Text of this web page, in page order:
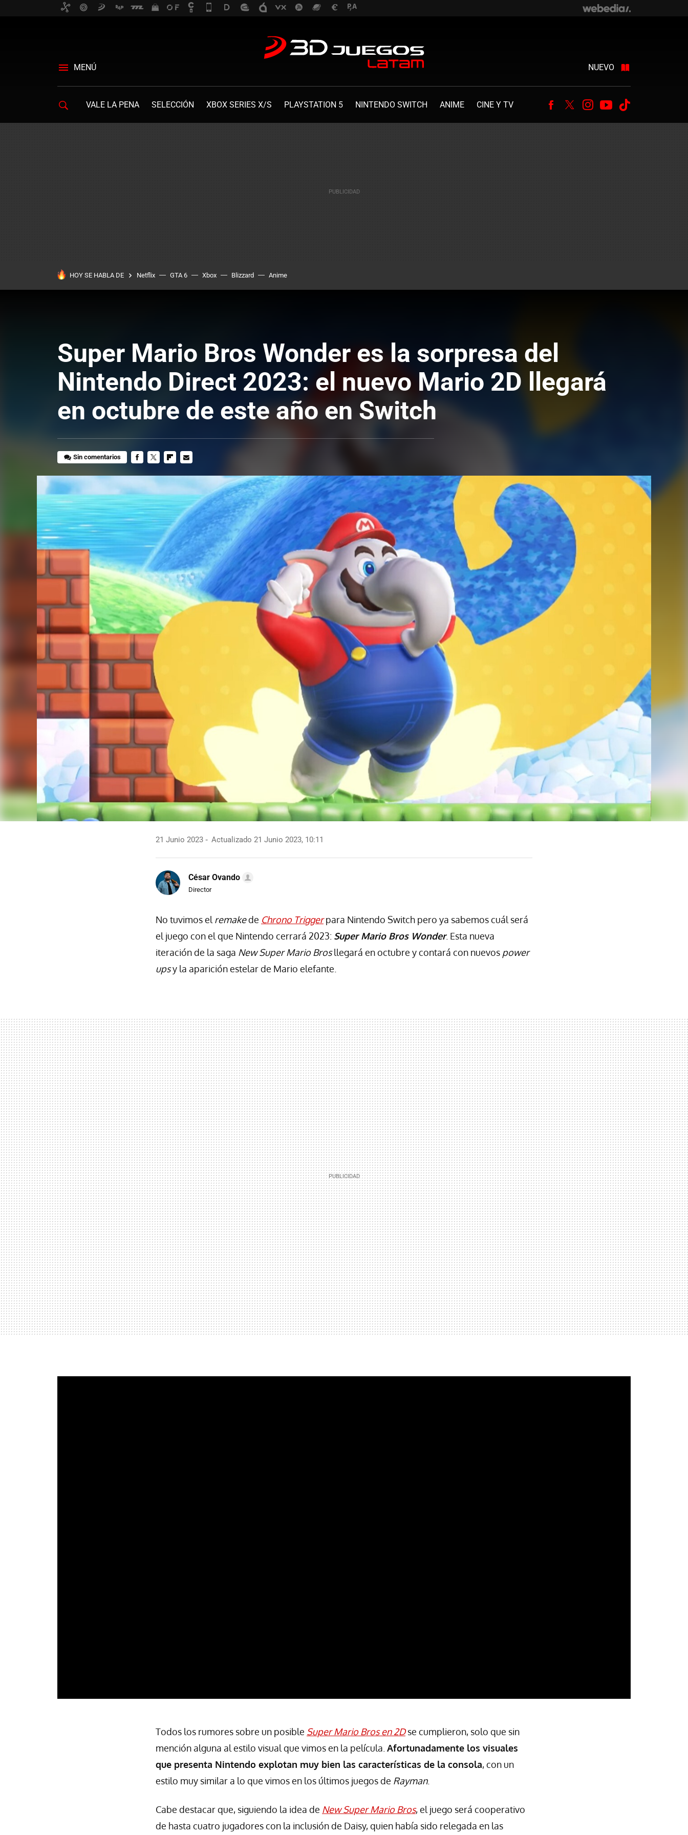
MENÚ NUEVO
VALE LA PENA SELECCIÓN XBOX SERIES X/S PLAYSTATION 5 NINTENDO SWITCH ANIME CINE Y TV Facebook
TwitterInstagram
Youtube
HOY SE HABLA DE Netflix GTA 6 Xbox Blizzard Anime
Super Mario Bros Wonder es la sorpresa del
Nintendo Direct 2023: el nuevo Mario 2D llegará
en octubre de este año en Switch
Sin comentarios
21 Junio 2023 Actualizado 21 Junio 2023, 10:11
César Ovando
Director
No tuvimos el remakede Chrono Triggerpara Nintendo Switch pero ya sabemos cuál será
el juego con el que Nintendo cerrará 2023: Super Mario Bros Wonder. Esta nueva
iteración de la saga New Super Mario Brosllegará en octubre y contará con nuevos power
upsy la aparición estelar de Mario elefante.
Todos los rumores sobre un posible Super Mario Bros en 2Dse cumplieron, solo que sin
mención alguna al estilo visual que vimos en la película. Afortunadamente los visuales
que presenta Nintendo explotan muy bien las características de la consola, con un
estilo muy similar a lo que vimos en los últimos juegos de Rayman.
Cabe destacar que, siguiendo la idea de New Super Mario Bros, el juego será cooperativo
de hasta cuatro jugadores con la inclusión de Daisy, quien había sido relegada en las